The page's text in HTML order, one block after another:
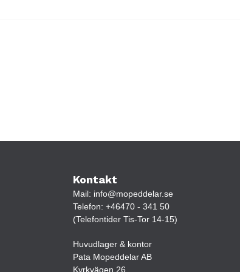
Kontakt
Mail: info@mopeddelar.se
Telefon: +46470 - 341 50
(Telefontider Tis-Tor 14-15)
Huvudlager & kontor
Pata Mopeddelar AB
Kyrkvägen 26